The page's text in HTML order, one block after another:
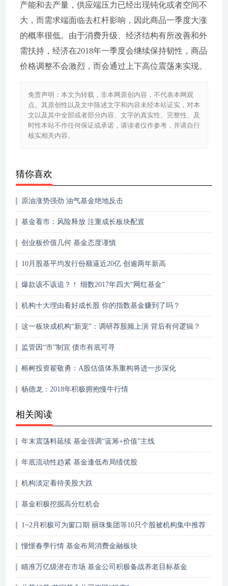
产能和去产量，供应端压力已经出现钝化或者空间不
大，而需求端面临去杠杆影响，因此商品一季度大涨
的概率很低。由于消费升级、经济结构有所改善和外
需扶持，经济在2018年一季度会继续保持韧性，商品
价格调整不会激烈，而会通过上下高位震荡来实现。
免责声明：本文为转载，非本网原创内容，不代表本网观
点。其原创性以及文中陈述文字和内容未经本站证实，对本
文以及其中全部或者部分内容、文字的真实性、完整性、及
时性本站不作任何保证或承诺，请读者仅作参考，并请自行
核实相关内容。
猜你喜欢
原油涨势强劲 油气基金绝地反击
基金看市：风险释放 注重成长板块配置
创业板价值几何 基金态度谨慎
10月股基平均发行份额逼近20亿 创逾两年新高
爆款该不该追？！ 细数2017年四大“网红基金”
机构十大理由看好成长股 你的指数基金赚到了吗？
这一板块成机构“新宠”：调研荐股频上演 背后有何逻辑？
监管因“市”制宜 债市有底可寻
榕树投资翟敬勇：A股估值体系重构将进一步深化
杨德龙：2018年积极拥抱慢牛行情
相关阅读
年末震荡料延续 基金强调“蓝筹+价值”主线
年底流动性趋紧 基金逢低布局绩优股
机构淡定看待美股大跌
基金积极挖掘高分红机会
1~2月积极可为窗口期 丽珠集团等10只个股被机构集中推荐
憧憬春季行情 基金布局消费金融板块
瞄准万亿级潜在市场 基金公司积极备战养老目标基金